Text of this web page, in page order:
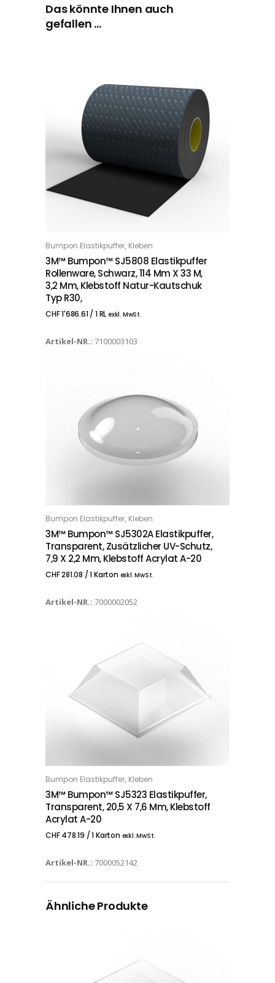
Das könnte Ihnen auch
gefallen …
IN DEN WARENKORB
Bumpon Elastikpuffer, Kleben
3M™ Bumpon™ SJ5808 Elastikpuffer
Rollenware, Schwarz, 114 Mm X 33 M,
3,2 Mm, Klebstoff Natur-Kautschuk
Typ R30,
CHF1'686.61/ 1 RLexkl. MwSt.
Artikel-NR.: 7100003103
IN DEN WARENKORB
Bumpon Elastikpuffer, Kleben
3M™ Bumpon™ SJ5302A Elastikpuffer,
Transparent, Zusätzlicher UV-Schutz,
7,9 X 2,2 Mm, Klebstoff Acrylat A-20
CHF281.08 / 1 Karton exkl. MwSt.
Artikel-NR.: 7000002052
IN DEN WARENKORB
Bumpon Elastikpuffer, Kleben
3M™ Bumpon™ SJ5323 Elastikpuffer,
Transparent, 20,5 X 7,6 Mm, Klebstoff
Acrylat A-20
CHF478.19 / 1 Karton exkl. MwSt.
Artikel-NR.: 7000052142
Ähnliche Produkte